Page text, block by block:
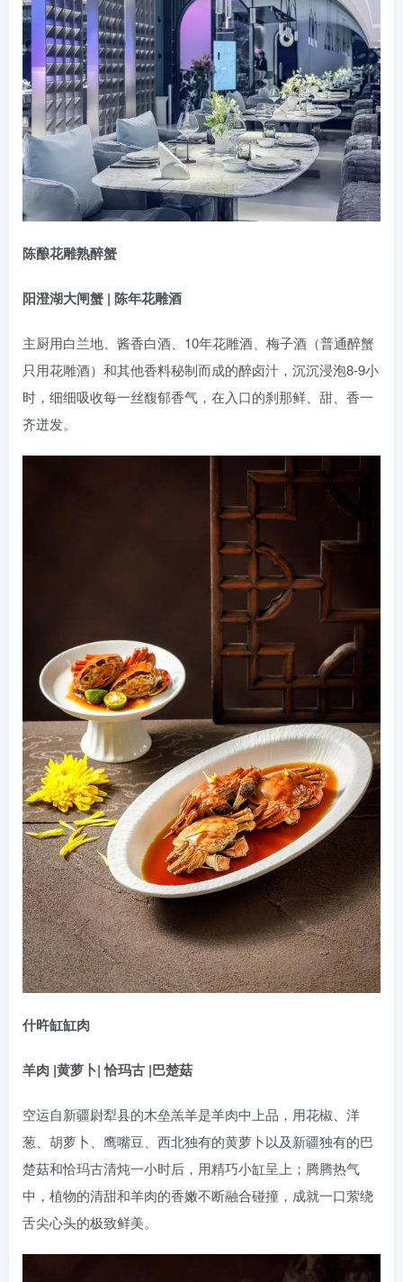
陈酿花雕熟醉蟹
阳澄湖大闸蟹 | 陈年花雕酒
主厨用白兰地、酱香白酒、10年花雕酒、梅子酒（普通醉蟹
只用花雕酒）和其他香料秘制而成的醉卤汁，沉沉浸泡8-9小
时，细细吸收每一丝馥郁香气，在入口的刹那鲜、甜、香一
齐迸发。
什旿缸缸肉
羊肉 |黄萝卜| 恰玛古 |巴楚菇
空运自新疆尉犁县的木垒羔羊是羊肉中上品，用花椒、洋
葱、胡萝卜、鹰嘴豆、西北独有的黄萝卜以及新疆独有的巴
楚菇和恰玛古清炖一小时后，用精巧小缸呈上；腾腾热气
中，植物的清甜和羊肉的香嫩不断融合碰撞，成就一口萦绕
舌尖心头的极致鲜美。